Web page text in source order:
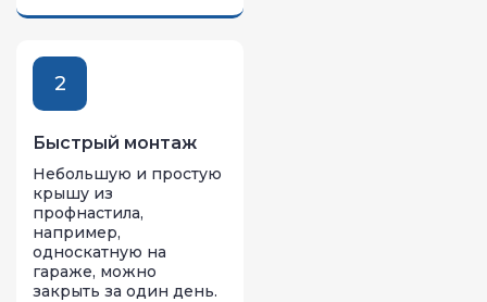
2
Быстрый монтаж
Небольшую и простую
крышу из
профнастила,
например,
односкатную на
гараже, можно
закрыть за один день.